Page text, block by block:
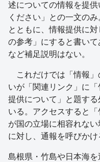
述についての情報を提
ください」との一文の
とともに、情報提供に
の参考」にすると書い
など補足説明はない。
これだけでは「情報」
いが「関連リンク」に
提供について」と題す
いる。アクセスすると
が国の立場に相容れない
に対し、通報を呼びかけ
島根県・竹島や日本海